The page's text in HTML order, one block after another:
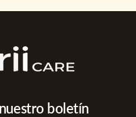
boletín